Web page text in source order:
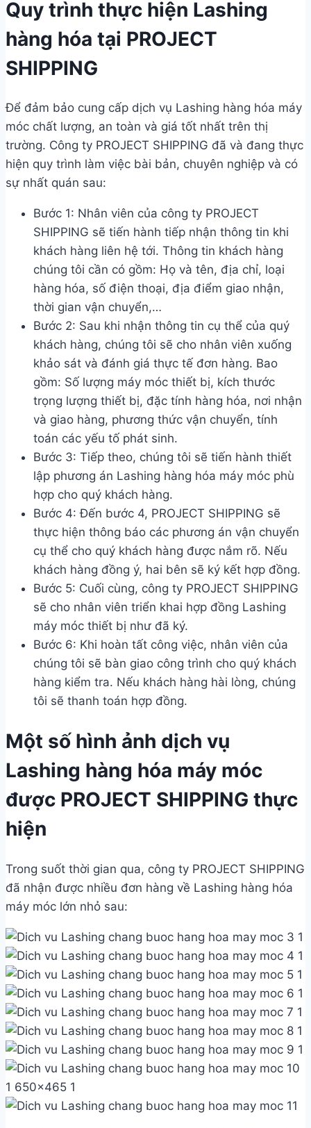
Quy trình thực hiện Lashing
hàng hóa tại PROJECT
SHIPPING
Để đảm bảo cung cấp dịch vụ Lashing hàng hóa máy
móc chất lượng, an toàn và giá tốt nhất trên thị
trường. Công ty PROJECT SHIPPING đã và đang thực
hiện quy trình làm việc bài bản, chuyên nghiệp và có
sự nhất quán sau:
Bước 1: Nhân viên của công ty PROJECT
SHIPPING sẽ tiến hành tiếp nhận thông tin khi
khách hàng liên hệ tới. Thông tin khách hàng
chúng tôi cần có gồm: Họ và tên, địa chỉ, loại
hàng hóa, số điện thoại, địa điểm giao nhận,
thời gian vận chuyển,…
Bước 2: Sau khi nhận thông tin cụ thể của quý
khách hàng, chúng tôi sẽ cho nhân viên xuống
khảo sát và đánh giá thực tế đơn hàng. Bao
gồm: Số lượng máy móc thiết bị, kích thước
trọng lượng thiết bị, đặc tính hàng hóa, nơi nhận
và giao hàng, phương thức vận chuyển, tính
toán các yếu tố phát sinh.
Bước 3: Tiếp theo, chúng tôi sẽ tiến hành thiết
lập phương án Lashing hàng hóa máy móc phù
hợp cho quý khách hàng.
Bước 4: Đến bước 4, PROJECT SHIPPING sẽ
thực hiện thông báo các phương án vận chuyển
cụ thể cho quý khách hàng được nắm rõ. Nếu
khách hàng đồng ý, hai bên sẽ ký kết hợp đồng.
Bước 5: Cuối cùng, công ty PROJECT SHIPPING
sẽ cho nhân viên triển khai hợp đồng Lashing
máy móc thiết bị như đã ký.
Bước 6: Khi hoàn tất công việc, nhân viên của
chúng tôi sẽ bàn giao công trình cho quý khách
hàng kiểm tra. Nếu khách hàng hài lòng, chúng
tôi sẽ thanh toán hợp đồng.
Một số hình ảnh dịch vụ
Lashing hàng hóa máy móc
được PROJECT SHIPPING thực
hiện
Trong suốt thời gian qua, công ty PROJECT SHIPPING
đã nhận được nhiều đơn hàng về Lashing hàng hóa
máy móc lớn nhỏ sau: